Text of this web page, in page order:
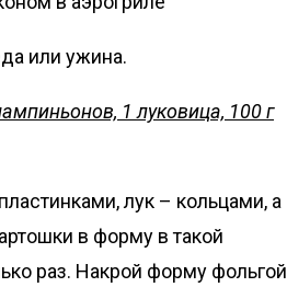
или ужина.
1 луковица, 100 г
лук – кольцами, а
в форму в такой
раз. Накрой форму фольгой